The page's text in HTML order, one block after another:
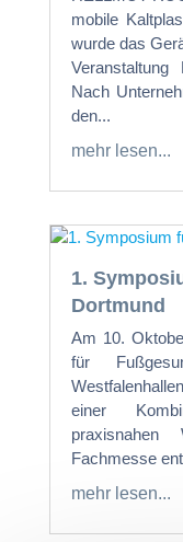
mobile
wurde das
Nach
den...
mehr lesen...
1.
Dortmund
Am 10.
für
einer
praxisnahen
Fachmesse
mehr lesen...